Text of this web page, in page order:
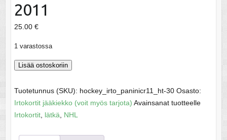
2011
25.00 €
1 varastossa
Gudbranson,
-
NHL
2011
Lisää ostoskoriin
Tuotetunnus (SKU): hockey_irto_paninicr11_ht-30 Osasto:
Irtokortit jääkiekko (voit myös tarjota) Avainsanat tuotteelle
Irtokortit, lätkä, NHL